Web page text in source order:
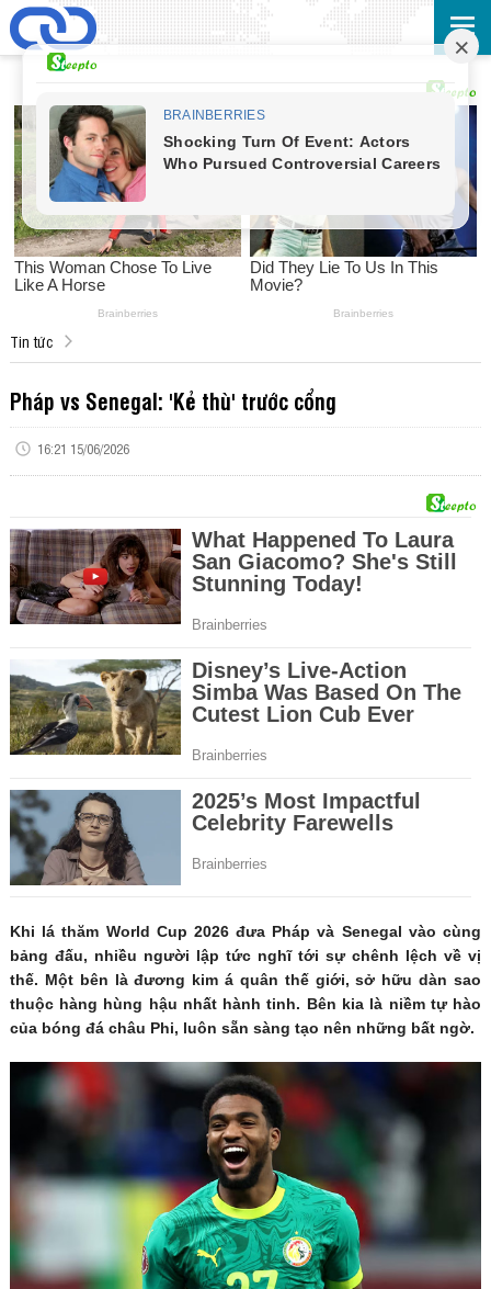
Tin tức
Pháp vs Senegal: 'Kẻ thù' trước cổng
16:21 15/06/2026
Khi lá thăm World Cup 2026 đưa Pháp và Senegal vào cùng
bảng đấu, nhiều người lập tức nghĩ tới sự chênh lệch về vị
thế. Một bên là đương kim á quân thế giới, sở hữu dàn sao
thuộc hàng hùng hậu nhất hành tinh. Bên kia là niềm tự hào
của bóng đá châu Phi, luôn sẵn sàng tạo nên những bất ngờ.